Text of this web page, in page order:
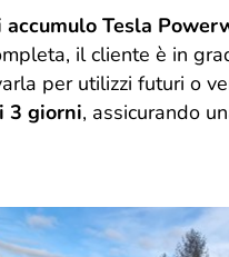
accumulo Tesla
il cliente è in
per utilizzi futuri o
3 giorni, assicurando